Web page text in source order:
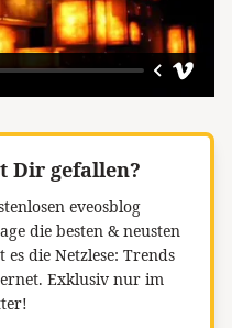
Dir gefallen?
eveosblog
die besten & neusten
die Netzlese: Trends
Exklusiv nur im